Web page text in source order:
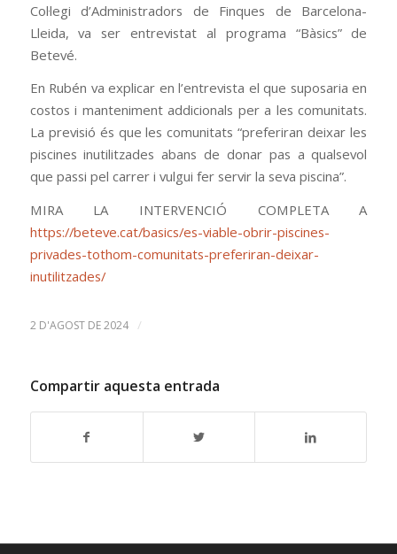
Col·legi d’Administradors de Finques de Barcelona-
Lleida, va ser entrevistat al programa “Bàsics” de
Betevé.
En Rubén va explicar en l’entrevista el que suposaria en
costos i manteniment addicionals per a les comunitats.
La previsió és que les comunitats “preferiran deixar les
piscines inutilitzades abans de donar pas a qualsevol
que passi pel carrer i vulgui fer servir la seva piscina”.
MIRA LA INTERVENCIÓ COMPLETA A
https://beteve.cat/basics/es-viable-obrir-piscines-
privades-tothom-comunitats-preferiran-deixar-
inutilitzades/
2 D'AGOST DE 2024 /
Compartir aquesta entrada